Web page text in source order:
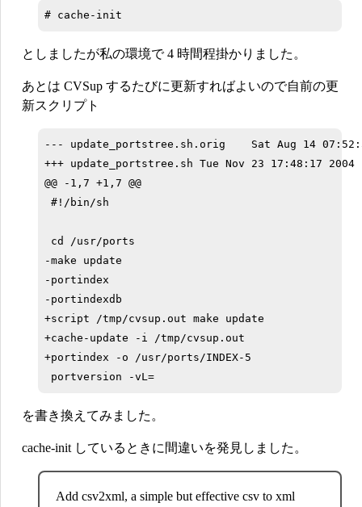
としましたが私の環境で 4 時間程掛かりました。
あとは CVSup するたびに更新すればよいので自前の更
新スクリプト
--- update_portstree.sh.orig    Sat Aug 14
+++ update_portstree.sh Tue Nov 23 17:48:17 2004
@@ -1,7 +1,7 @@
#!/bin/sh
cd /usr/ports
-make update
-portindex
-portindexdb
+script /tmp/cvsup.out make update
+cache-update -i /tmp/cvsup.out
+portindex -o /usr/ports/INDEX-5
を書き換えてみました。
cache-init しているときに間違いを発見しました。
Add csv2xml, a simple but effective csv to xml